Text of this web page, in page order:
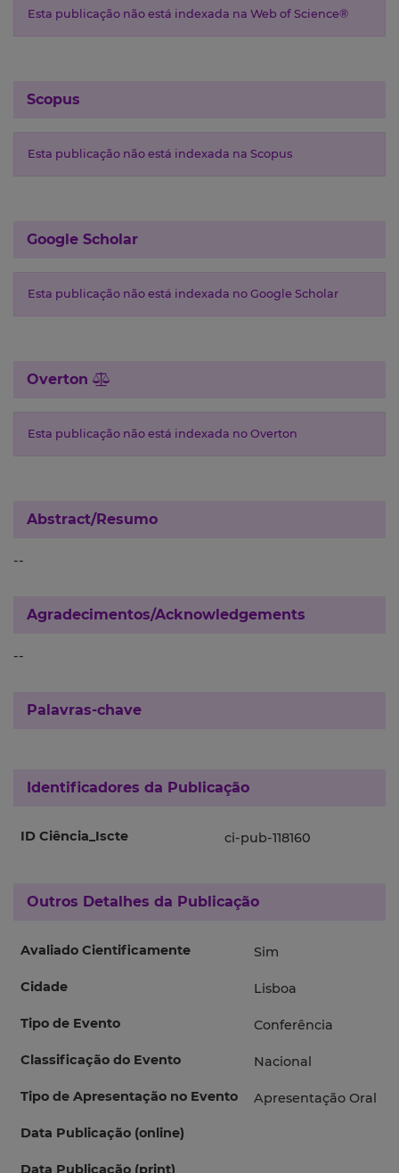
Esta publicação não está indexada na Web of Science®
Scopus
Esta publicação não está indexada na Scopus
Google Scholar
Esta publicação não está indexada no Google Scholar
Overton
Esta publicação não está indexada no Overton
Abstract/Resumo
--
Agradecimentos/Acknowledgements
--
Palavras-chave
Identificadores da Publicação
ID Ciência_Iscte ci-pub-118160
Outros Detalhes da Publicação
Avaliado Cientificamente Sim
Cidade Lisboa
Tipo de Evento Conferência
Classificação do Evento Nacional
Tipo de Apresentação no Evento Apresentação Oral
Data Publicação (online)
Data Publicação (print)